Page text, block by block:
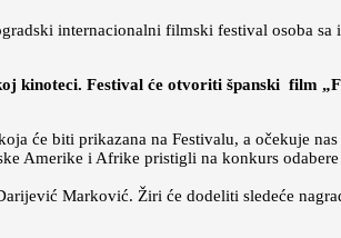
internacionalni filmski festival osoba
kinoteci. Festival će otvoriti španski film
će biti prikazana na Festivalu, a očekuje
Amerike i Afrike pristigli na konkurs
Marković. Žiri će dodeliti sledeće